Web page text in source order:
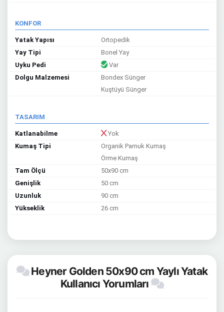
KONFOR
Yatak Yapısı
Ortopedik
Yay Tipi
Bonel Yay
Uyku Pedi
Var
Dolgu Malzemesi
Bondex Sünger
Kuştüyü Sünger
TASARIM
Katlanabilme
Yok
Kumaş Tipi
Organik Pamuk Kumaş
Örme Kumaş
Tam Ölçü
50x90 cm
Genişlik
50 cm
Uzunluk
90 cm
Yükseklik
26 cm
Heyner Golden 50x90 cm Yaylı Yatak
Kullanıcı Yorumları